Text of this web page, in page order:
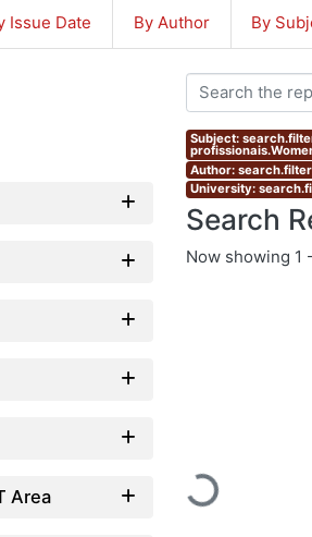
Issue Date By Author By
Area
Subject:
Author:
University:
Search
Now showing 1
Loading...